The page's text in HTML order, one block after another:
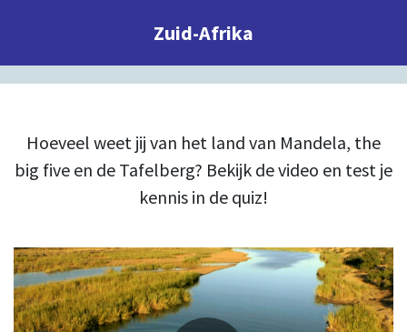
Zuid-Afrika
Hoeveel weet jij van het land van Mandela, the
big five en de Tafelberg? Bekijk de video en test je
kennis in de quiz!